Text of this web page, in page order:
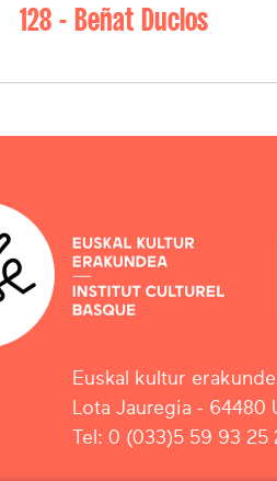
128 - Beñat Duclos
Euskal kultur
Lota Jauregia - 64480
Tel: 0 (033)5 59 93 25